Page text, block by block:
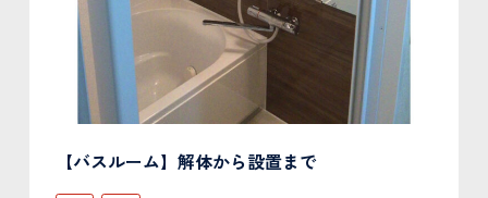
【バスルーム】解体から設置まで